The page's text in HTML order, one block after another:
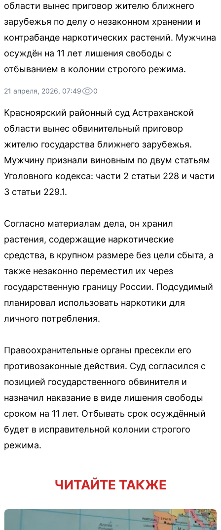
области вынес приговор жителю ближнего
зарубежья по делу о незаконном хранении и
контрабанде наркотических растений. Мужчина
осуждён на 11 лет лишения свободы с
отбыванием в колонии строгого режима.
21 апреля, 2026, 07:49 0
Красноярский районный суд Астраханской
области вынес обвинительный приговор
жителю государства ближнего зарубежья.
Мужчину признали виновным по двум статьям
Уголовного кодекса: части 2 статьи 228 и части
3 статьи 229.1.
Согласно материалам дела, он хранил
растения, содержащие наркотические
средства, в крупном размере без цели сбыта, а
также незаконно переместил их через
государственную границу России. Подсудимый
планировал использовать наркотики для
личного потребления.
Правоохранительные органы пресекли его
противозаконные действия. Суд согласился с
позицией государственного обвинителя и
назначил наказание в виде лишения свободы
сроком на 11 лет. Отбывать срок осуждённый
будет в исправительной колонии строгого
режима.
ЧИТАЙТЕ ТАКЖЕ